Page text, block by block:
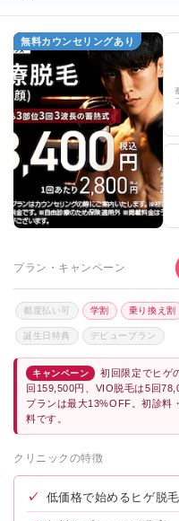
無料カウンセリングあり
プラン・キャンペーン
都度払い可 学割 乗り換え割
誕生日特典 デビュープラン
キャンペーン
初回限定でヒゲ
回159,500円、VIO脱毛は5回
プランは最大13%OFF。初診料
料です。
クリニックの特徴
✓ 低価格で始めるヒゲ脱毛